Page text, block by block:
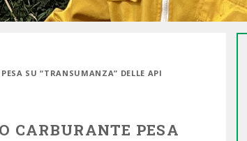
SU “TRANSUMANZA” DELLE API
CARBURANTE PESA